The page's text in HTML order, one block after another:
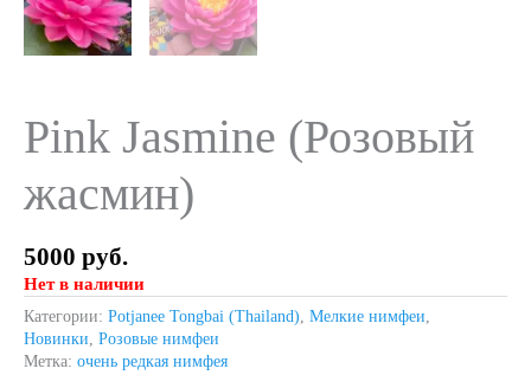
Pink Jasmine (Розовый
жасмин)
5000 руб.
Нет в наличии
Категории: Potjanee Tongbai (Thailand) Мелкие нимфеи
Новинки Розовые нимфеи
Метка: очень редкая нимфея